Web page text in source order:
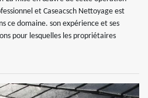
et Caseacsch Nettoyage est
ce domaine. son expérience et ses
pour lesquelles les propriétaires